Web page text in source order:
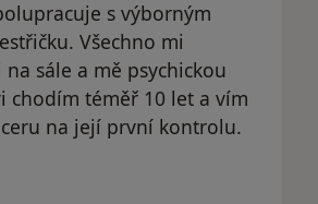
s výborným
Všechno mi
sále a mě psychickou
chodím téměř 10 let a vím
na její první kontrolu.